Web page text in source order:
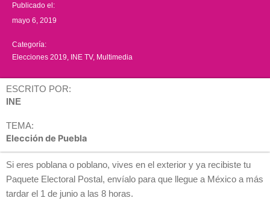
Publicado el:
mayo 6, 2019
Categoría:
Elecciones 2019 INE TV, Multimedia
ESCRITO POR:
INE
TEMA:
Elección de Puebla
Si eres poblana o poblano, vives en el exterior y ya recibiste tu
Paquete Electoral Postal, envíalo para que llegue a México a más
tardar el 1 de junio a las 8 horas.